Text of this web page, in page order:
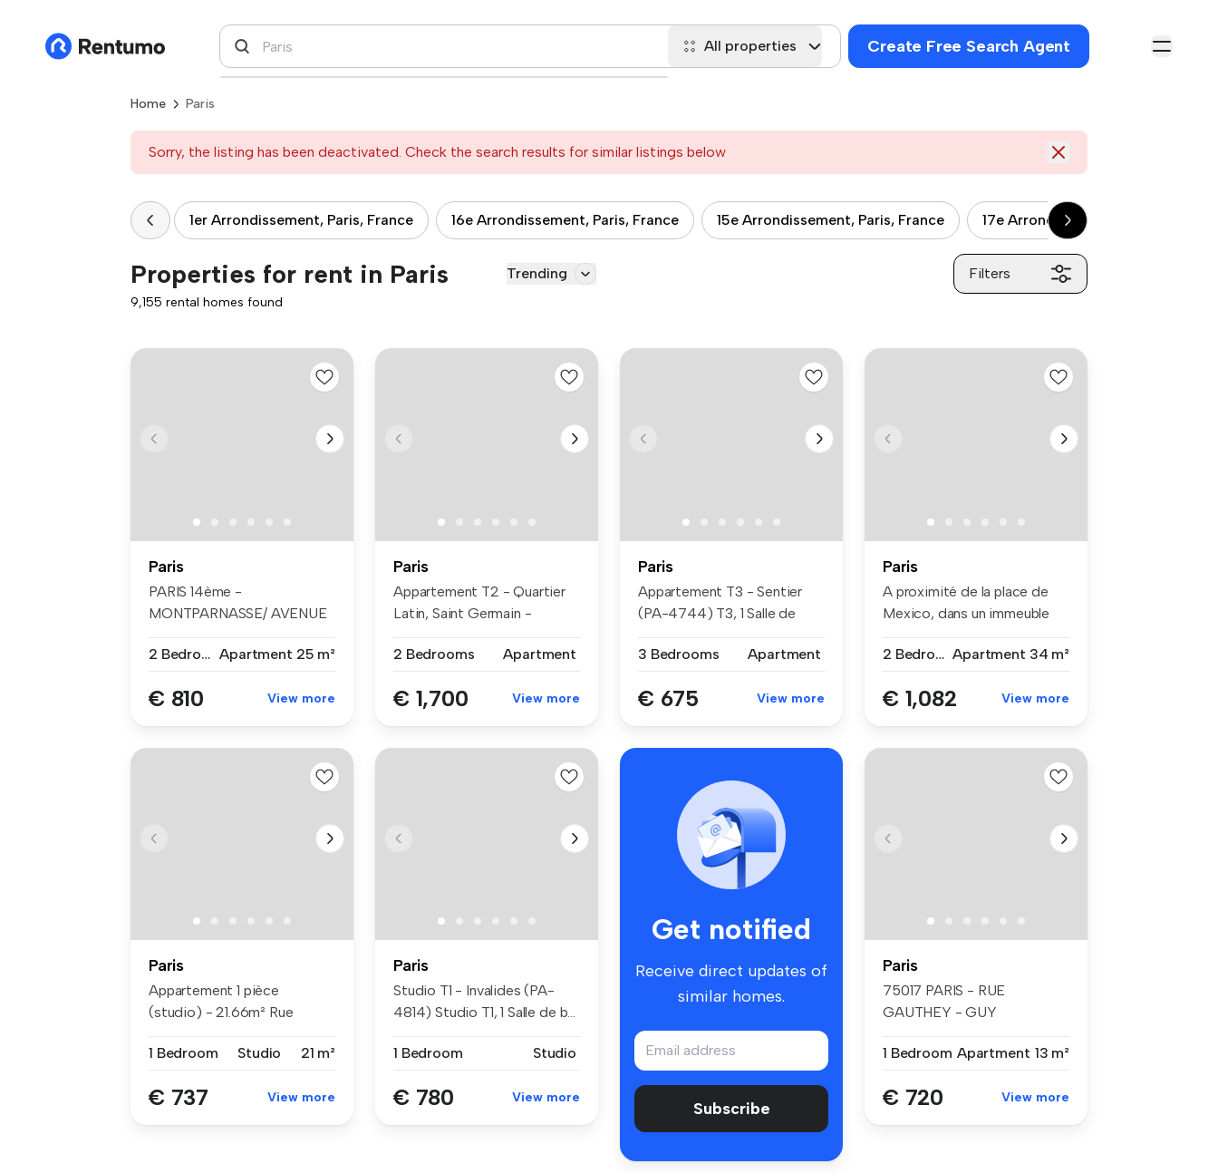
All properties Create Free Search Agent
Home Paris
Sorry, the listing has been deactivated. Check the search results for similar listings below
1er Arrondissement, Paris, France 16e Arrondissement, Paris, France 15e Arrondissement, Paris, France 17e Arrondissement, Paris, France
Properties for rent in Paris Trending Filters
9,155 rental homes found
Paris
PARIS 14ème -
MONTPARNASSE/ AVENUE
2 Bedrooms Apartment 25 m²
€ 810 View more
Paris
Appartement T2 - Quartier
Latin, Saint Germain -
2 Bedrooms
Apartment
€ 1,700 View more
Paris
Appartement T3 - Sentier
(PA-4744) T3, 1 Salle de
3 Bedrooms
Apartment
€ 675 View more
Paris
A proximité de la place de
Mexico, dans un immeuble
2 Bedrooms Apartment 34 m²
€ 1,082 View more
Paris
Appartement 1 pièce
(studio) - 21.66m² Rue
1 Bedroom
Studio 21 m²
€ 737 View more
Paris
Studio T1 - Invalides (PA-
4814) Studio T1, 1 Salle de b...
1 Bedroom Studio
€ 780 View more
Get notified
Receive direct updates of
similar homes.
Subscribe
Paris
75017 PARIS - RUE
GAUTHEY - GUY
Au 3...
1 Bedroom Apartment 13 m²
€ 720 View more